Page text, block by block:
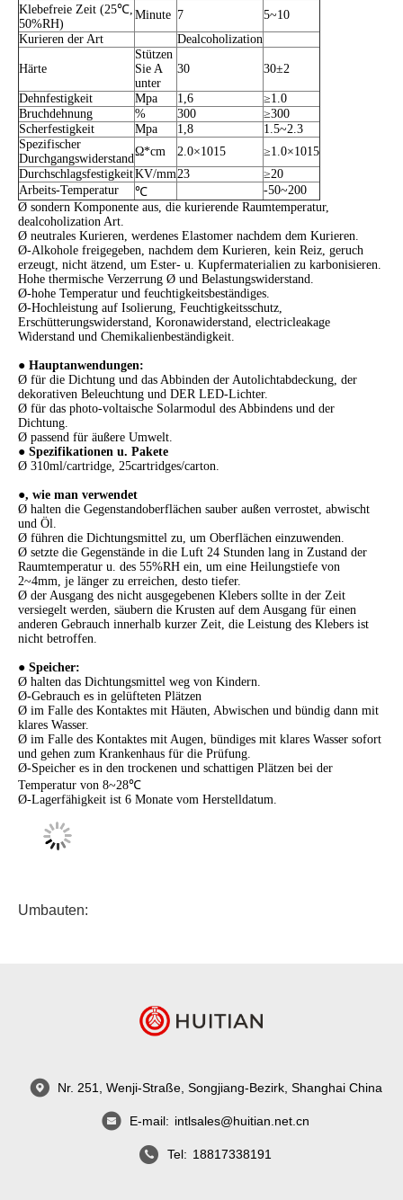
Klebefreie Zeit (25℃,
50%RH)
Minute 7
5~10
Kurieren der Art
Dealcoholization
Härte
Stützen
Sie A
unter
30 30±2
Dehnfestigkeit Mpa 1,6
≥1.0
Bruchdehnung
% 300
≥300
Scherfestigkeit
Mpa 1,8
1.5~2.3
Spezifischer
Durchgangswiderstand
Ω*cm 2.0×1015
≥1.0×1015
DurchschlagsfestigkeitKV/mm23
≥20
Arbeits-Temperatur
℃
-50~200
Ø sondern Komponente aus, die kurierende Raumtemperatur,
dealcoholization Art.
Ø neutrales Kurieren, werdenes Elastomer nachdem dem Kurieren.
Ø-Alkohole freigegeben, nachdem dem Kurieren, kein Reiz, geruch
erzeugt, nicht ätzend, um Ester- u. Kupfermaterialien zu karbonisieren.
Hohe thermische Verzerrung Ø und Belastungswiderstand.
Ø-hohe Temperatur und feuchtigkeitsbeständiges.
Ø-Hochleistung auf Isolierung, Feuchtigkeitsschutz,
Erschütterungswiderstand, Koronawiderstand, electricleakage
Widerstand und Chemikalienbeständigkeit.
● Hauptanwendungen:
Ø für die Dichtung und das Abbinden der Autolichtabdeckung, der
dekorativen Beleuchtung und DER LED-Lichter.
Ø für das photo-voltaische Solarmodul des Abbindens und der
Dichtung.
Ø passend für äußere Umwelt.
● Spezifikationen u. Pakete
Ø 310ml/cartridge, 25cartridges/carton.
●, wie man verwendet
Ø halten die Gegenstandoberflächen sauber außen verrostet, abwischt
und Öl.
Ø führen die Dichtungsmittel zu, um Oberflächen einzuwenden.
Ø setzte die Gegenstände in die Luft 24 Stunden lang in Zustand der
Raumtemperatur u. des 55%RH ein, um eine Heilungstiefe von
2~4mm, je länger zu erreichen, desto tiefer.
Ø der Ausgang des nicht ausgegebenen Klebers sollte in der Zeit
versiegelt werden, säubern die Krusten auf dem Ausgang für einen
anderen Gebrauch innerhalb kurzer Zeit, die Leistung des Klebers ist
nicht betroffen.
● Speicher:
Ø halten das Dichtungsmittel weg von Kindern.
Ø-Gebrauch es in gelüfteten Plätzen
Ø im Falle des Kontaktes mit Häuten, Abwischen und bündig dann mit
klares Wasser.
Ø im Falle des Kontaktes mit Augen, bündiges mit klares Wasser sofort
und gehen zum Krankenhaus für die Prüfung.
Ø-Speicher es in den trockenen und schattigen Plätzen bei der
Temperatur von 8~28℃
Ø-Lagerfähigkeit ist 6 Monate vom Herstelldatum.
Umbauten:
Nr. 251, Wenji-Straße, Songjiang-Bezirk, Shanghai China
E-mail: intlsales@huitian.net.cn
Tel: 18817338191